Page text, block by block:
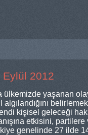
Eylül 2012
ülkemizde yaşanan
kişisel geleceği
etkisini, partilere
genelinde 27 ilde